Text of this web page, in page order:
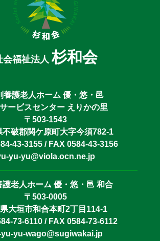
会福祉法人杉和会
養護老人ホーム 優・悠・邑
ービスセンター えりかの里
〒503-1543
不破郡関ケ原町大字今須782-1
43-3155 / FAX 0584-43-3156
yu-yu@viola.ocn.ne.jp
護老人ホーム 優・悠・邑 和合
〒503-0005
大垣市和合本町2丁目114-1
73-6110 / FAX 0584-73-6112
yu-wago@sugiwakai.jp